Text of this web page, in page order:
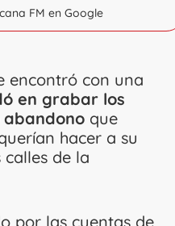
FM en Google
encontró con una
en grabar los
que
hacer a su
de la
por las cuentas de